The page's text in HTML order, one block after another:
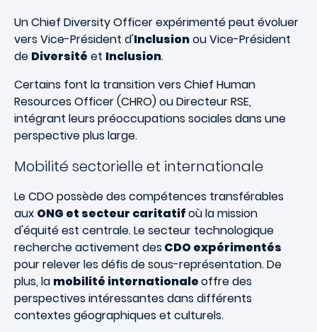
Un Chief Diversity Officer expérimenté peut évoluer
vers Vice-Président d'Inclusionou Vice-Président
de Diversité et Inclusion.
Certains font la transition vers Chief Human
Resources Officer (CHRO) ou Directeur RSE,
intégrant leurs préoccupations sociales dans une
perspective plus large.
Mobilité sectorielle et internationale
Le CDO possède des compétences transférables
aux ONG et secteur caritatifoù la mission
d'équité est centrale. Le secteur technologique
recherche activement desCDO expérimentés
pour relever les défis de sous-représentation. De
plus, la mobilité internationaleoffre des
perspectives intéressantes dans différents
contextes géographiques et culturels.